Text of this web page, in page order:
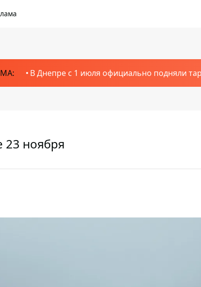
В Днепре с 1 июля официально подняли
23 ноября